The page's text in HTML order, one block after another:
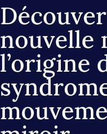
nouvelle
l’origine